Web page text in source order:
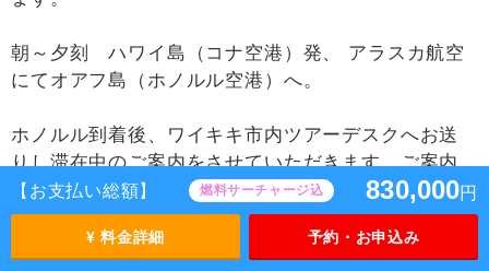
【お支払い総額】 燃料サーチャージ込 830,000円
¥ 料金詳細 予約・お申込み
朝～夕刻 ハワイ島（コナ空港）発、 アラスカ航空
にてオアフ島（ホノルル空港）へ。
ホノルル到着後、ワイキキ市内ツアーデスクへお送
りし滞在中のご案内をさせていただきます。ご案内
終了後徒歩にてホテルへ。（ご希望の方はホテルま
での無料シャトルをご利用いただけます【現地申